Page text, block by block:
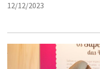
12/12/2023